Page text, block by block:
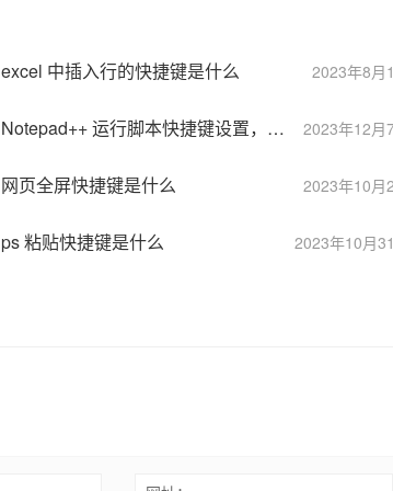
2023年8月
excel 中插入行的快捷键是什么
2023年12月
Notepad++ 运行脚本快捷键设置，notepad 脚本 _PHP 教程
2023年10月
网页全屏快捷键是什么
2023年10月
ps 粘贴快捷键是什么